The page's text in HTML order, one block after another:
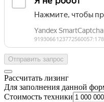
Отправить запрос
Рассчитать лизинг
Для заполнения данной
Стоимость техники